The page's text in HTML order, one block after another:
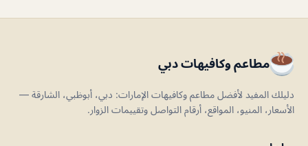
مطاعم وكافيهات دبي
دليلك المفيد لأفضل مطاعم وكافيهات الإمارات: دبي، أبوظبي، الشارقة —
الأسعار، المنيو، المواقع، أرقام التواصل وتقييمات الزوار.